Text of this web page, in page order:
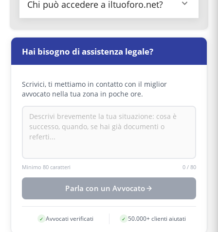
contenzioso permettendo ai giudici di
confrontarsi e raggiungere maggior uniformità
diritto e riduce ricorsi in appello, beneficiando
l'intero sistema giudiziario e i cittadini.
Chi può accedere a iltuoforo.net?
cittadini, rendendo la giurisprudenza italiana
finalmente disponibile al pubblico e
promuovendo trasparenza e conoscenza del
diritto nel Paese.
Hai bisogno di assistenza legale?
Scrivici, ti mettiamo in contatto con il miglior
avvocato nella tua zona in poche ore.
Minimo 80 caratteri 0/ 80
Parla con un Avvocato
✓ Avvocati verificati ✓ 50.000+ clienti aiutati